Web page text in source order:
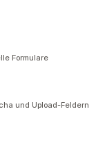
Formulare
und Upload-Feldern